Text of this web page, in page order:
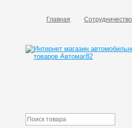
Главная Сотрудничество